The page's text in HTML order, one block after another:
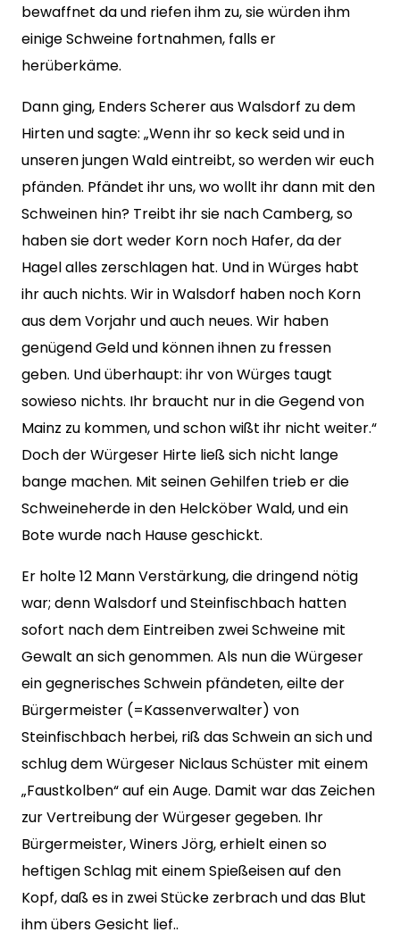
bewaffnet da und riefen ihm zu, sie würden ihm
einige Schweine fortnahmen, falls er
herüberkäme.
Dann ging, Enders Scherer aus Walsdorf zu dem
Hirten und sagte: „Wenn ihr so keck seid und in
unseren jungen Wald eintreibt, so werden wir euch
pfänden. Pfändet ihr uns, wo wollt ihr dann mit den
Schweinen hin? Treibt ihr sie nach Camberg, so
haben sie dort weder Korn noch Hafer, da der
Hagel alles zerschlagen hat. Und in Würges habt
ihr auch nichts. Wir in Walsdorf haben noch Korn
aus dem Vorjahr und auch neues. Wir haben
genügend Geld und können ihnen zu fressen
geben. Und überhaupt: ihr von Würges taugt
sowieso nichts. Ihr braucht nur in die Gegend von
Mainz zu kommen, und schon wißt ihr nicht weiter.“
Doch der Würgeser Hirte ließ sich nicht lange
bange machen. Mit seinen Gehilfen trieb er die
Schweineherde in den Helcköber Wald, und ein
Bote wurde nach Hause geschickt.
Er holte 12 Mann Verstärkung, die dringend nötig
war; denn Walsdorf und Steinfischbach hatten
sofort nach dem Eintreiben zwei Schweine mit
Gewalt an sich genommen. Als nun die Würgeser
ein gegnerisches Schwein pfändeten, eilte der
Bürgermeister (=Kassenverwalter) von
Steinfischbach herbei, riß das Schwein an sich und
schlug dem Würgeser Niclaus Schüster mit einem
„Faustkolben“ auf ein Auge. Damit war das Zeichen
zur Vertreibung der Würgeser gegeben. Ihr
Bürgermeister, Winers Jörg, erhielt einen so
heftigen Schlag mit einem Spießeisen auf den
Kopf, daß es in zwei Stücke zerbrach und das Blut
ihm übers Gesicht lief..